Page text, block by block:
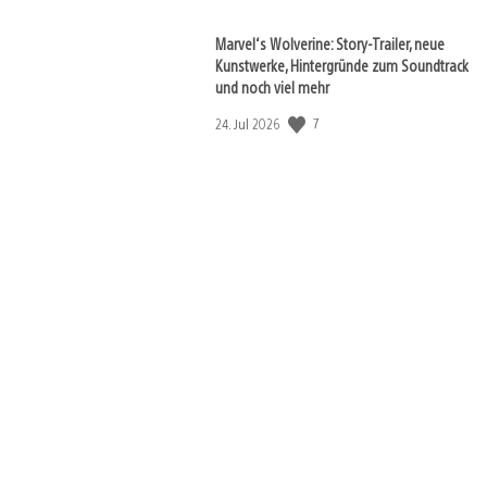
Marvel‘s Wolverine: Story-Trailer, neue
Kunstwerke, Hintergründe zum Soundtrack
und noch viel mehr
Veröffentlichungsdatum:
24. Jul 2026 7